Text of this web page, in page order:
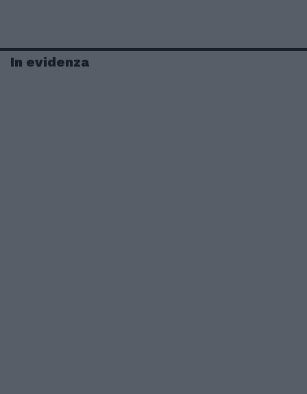
In evidenza